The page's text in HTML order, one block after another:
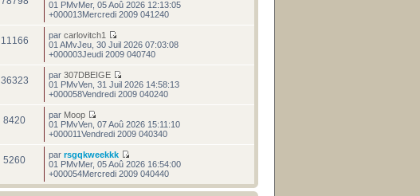
01 PMvMer, 05 Aoû 2026 12:13:05
+000013Mercredi 2009 041240
11166 parcarlovitch1
01 AMvJeu, 30 Juil 2026 07:03:08
+000003Jeudi 2009 040740
36323 par307DBEIGE
01 PMvVen, 31 Juil 2026 14:58:13
+000058Vendredi 2009 040240
8420 par Moop
01 PMvVen, 07 Aoû 2026 15:11:10
+000011Vendredi 2009 040340
5260 parrsgqkweekkk
01 PMvMer, 05 Aoû 2026 16:54:00
+000054Mercredi 2009 040440